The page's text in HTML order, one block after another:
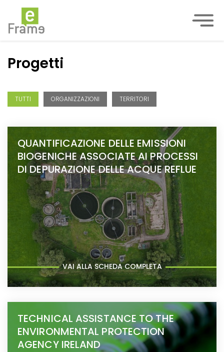
Progetti
TUTTI ORGANIZZAZIONI TERRITORI
QUANTIFICAZIONE DELLE EMISSIONI
BIOGENICHE ASSOCIATE AI PROCESSI
DI DEPURAZIONE DELLE ACQUE REFLUE
VAI ALLA SCHEDA COMPLETA
TECHNICAL ASSISTANCE TO THE
ENVIRONMENTAL PROTECTION
AGENCY IRELAND